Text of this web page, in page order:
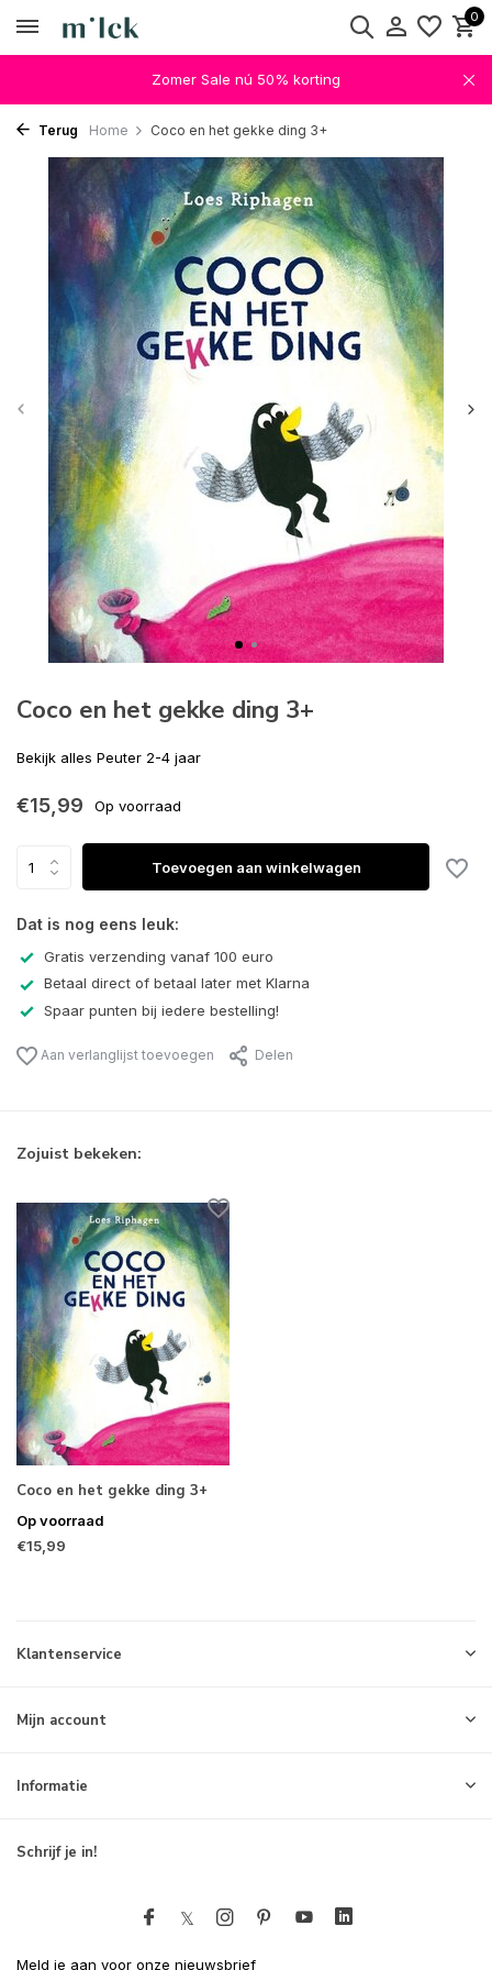
0
Zomer Sale nú 50% korting
Terug Home Coco en het gekke ding 3+
Coco en het gekke ding 3+
Bekijk alles Peuter 2-4 jaar
€15,99 Op voorraad
Toevoegen aan winkelwagen
Dat is nog eens leuk:
Gratis verzending vanaf 100 euro
Betaal direct of betaal later met Klarna
Spaar punten bij iedere bestelling!
Aan verlanglijst toevoegen Delen
Zojuist bekeken:
Coco en het gekke ding 3+
Op voorraad
€15,99
Klantenservice
Mijn account
Informatie
Schrijf je in!
Meld je aan voor onze nieuwsbrief